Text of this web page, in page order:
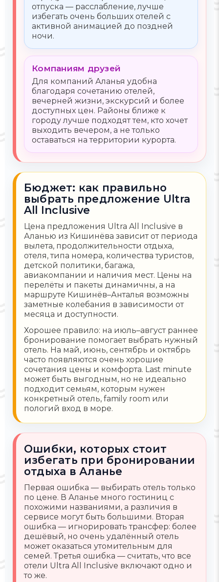
отпуска — расслабление, лучше
избегать очень больших отелей с
активной анимацией до поздней
ночи.
Компаниям друзей
Для компаний Аланья удобна
благодаря сочетанию отелей,
вечерней жизни, экскурсий и более
доступных цен. Районы ближе к
городу лучше подходят тем, кто хочет
выходить вечером, а не только
оставаться на территории курорта.
Бюджет: как правильно
выбрать предложение Ultra
All Inclusive
Цена предложения Ultra All Inclusive в
Аланью из Кишинёва зависит от периода
вылета, продолжительности отдыха,
отеля, типа номера, количества туристов,
детской политики, багажа,
авиакомпании и наличия мест. Цены на
перелёты и пакеты динамичны, а на
маршруте Кишинёв–Анталья возможны
заметные колебания в зависимости от
месяца и доступности.
Хорошее правило: на июль–август раннее
бронирование помогает выбрать нужный
отель. На май, июнь, сентябрь и октябрь
часто появляются очень хорошие
сочетания цены и комфорта. Last minute
может быть выгодным, но не идеально
подходит семьям, которым нужен
конкретный отель, family room или
пологий вход в море.
Ошибки, которых стоит
избегать при бронировании
отдыха в Аланье
Первая ошибка — выбирать отель только
по цене. В Аланье много гостиниц с
похожими названиями, а различия в
сервисе могут быть большими. Вторая
ошибка — игнорировать трансфер: более
дешёвый, но очень удалённый отель
может оказаться утомительным для
семей. Третья ошибка — считать, что все
отели Ultra All Inclusive включают одно и
то же.